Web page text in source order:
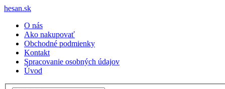
hesan.sk
O nás
Ako nakupovať
Obchodné podmienky
Kontakt
Spracovanie osobných údajov
Úvod